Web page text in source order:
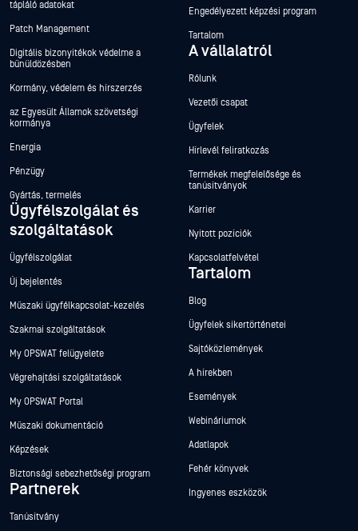
tápláló adatokat
Patch Management
Digitális bizonyítékok védelme a
bűnüldözésben
Kormány, védelem és hírszerzés
az Egyesült Államok szövetségi
kormánya
Energia
Pénzügy
Gyártás, termelés
Ügyfélszolgálat és
szolgáltatások
Ügyfélszolgálat
Új bejelentés
Műszaki ügyfélkapcsolat-kezelés
Szakmai szolgáltatások
My OPSWAT felügyelete
Végrehajtási szolgáltatások
My OPSWAT Portal
Műszaki dokumentáció
Képzések
Biztonsági sebezhetőségi program
Partnerek
Tanúsítvány
Engedélyezett képzési program
Tartalom
A vállalatról
Rólunk
Vezetői csapat
Ügyfelek
Hírlevél feliratkozás
Termékek megfelelősége és
tanúsítványok
Karrier
Nyitott pozíciók
Kapcsolatfelvétel
Tartalom
Blog
Ügyfelek sikertörténetei
Sajtóközlemények
A hírekben
Események
Webináriumok
Adatlapok
Fehér könyvek
Ingyenes eszközök